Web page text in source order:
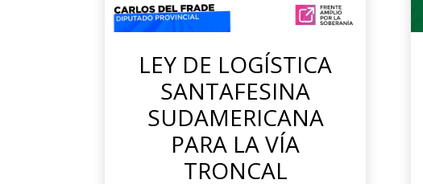
LEY DE LOGÍSTICA
SANTAFESINA
SUDAMERICANA
PARA LA VÍA
TRONCAL